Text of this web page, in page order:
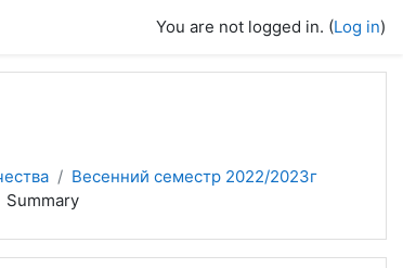
You are not logged in. (Log in)
Весенний семестр 2022/2023г
Summary